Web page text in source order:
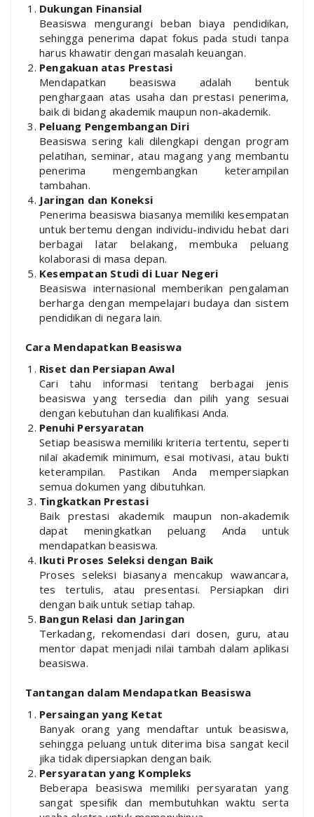
Dukungan Finansial
Beasiswa mengurangi beban biaya pendidikan,
sehingga penerima dapat fokus pada studi tanpa
harus khawatir dengan masalah keuangan.
Pengakuan atas Prestasi
Mendapatkan beasiswa adalah bentuk
penghargaan atas usaha dan prestasi penerima,
baik di bidang akademik maupun non-akademik.
Peluang Pengembangan Diri
Beasiswa sering kali dilengkapi dengan program
pelatihan, seminar, atau magang yang membantu
penerima mengembangkan keterampilan
tambahan.
Jaringan dan Koneksi
Penerima beasiswa biasanya memiliki kesempatan
untuk bertemu dengan individu-individu hebat dari
berbagai latar belakang, membuka peluang
kolaborasi di masa depan.
Kesempatan Studi di Luar Negeri
Beasiswa internasional memberikan pengalaman
berharga dengan mempelajari budaya dan sistem
pendidikan di negara lain.
Cara Mendapatkan Beasiswa
Riset dan Persiapan Awal
Cari tahu informasi tentang berbagai jenis
beasiswa yang tersedia dan pilih yang sesuai
dengan kebutuhan dan kualifikasi Anda.
Penuhi Persyaratan
Setiap beasiswa memiliki kriteria tertentu, seperti
nilai akademik minimum, esai motivasi, atau bukti
keterampilan. Pastikan Anda mempersiapkan
semua dokumen yang dibutuhkan.
Tingkatkan Prestasi
Baik prestasi akademik maupun non-akademik
dapat meningkatkan peluang Anda untuk
mendapatkan beasiswa.
Ikuti Proses Seleksi dengan Baik
Proses seleksi biasanya mencakup wawancara,
tes tertulis, atau presentasi. Persiapkan diri
dengan baik untuk setiap tahap.
Bangun Relasi dan Jaringan
Terkadang, rekomendasi dari dosen, guru, atau
mentor dapat menjadi nilai tambah dalam aplikasi
beasiswa.
Tantangan dalam Mendapatkan Beasiswa
Persaingan yang Ketat
Banyak orang yang mendaftar untuk beasiswa,
sehingga peluang untuk diterima bisa sangat kecil
jika tidak dipersiapkan dengan baik.
Persyaratan yang Kompleks
Beberapa beasiswa memiliki persyaratan yang
sangat spesifik dan membutuhkan waktu serta